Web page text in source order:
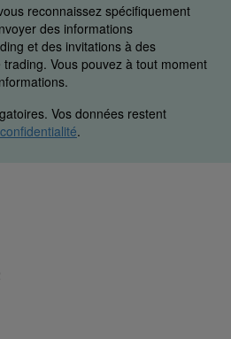
reconnaissez spécifiquement
des informations
et des invitations à des
Vous pouvez à tout moment
Vos données restent
.